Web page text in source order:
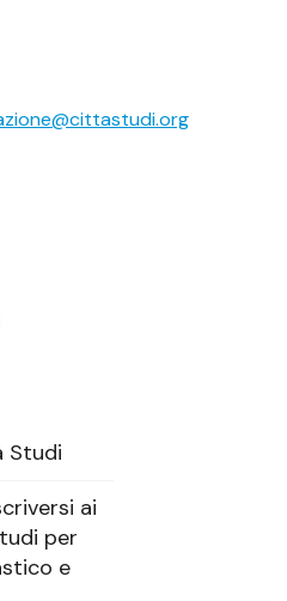
Studi
ai
per
e